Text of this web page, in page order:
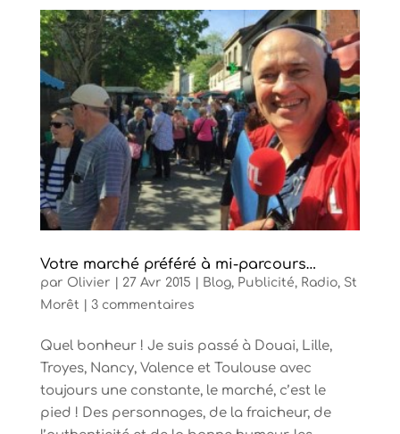
Votre marché préféré à mi-parcours…
par Olivier 27 Avr 2015 Blog, Publicité, Radio, St
Morêt
3 commentaires
Quel bonheur ! Je suis passé à Douai, Lille,
Troyes, Nancy, Valence et Toulouse avec
toujours une constante, le marché, c’est le
pied ! Des personnages, de la fraicheur, de